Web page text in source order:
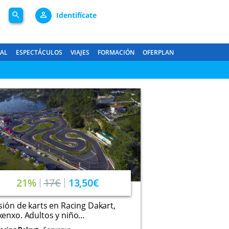
search person_outline Identifícate
ESPECTÁCULOS VIAJES FORMACIÓN OFERPLAN
21% 17€ 13,50€
de karts en Racing Dakart,
Adultos y niño...